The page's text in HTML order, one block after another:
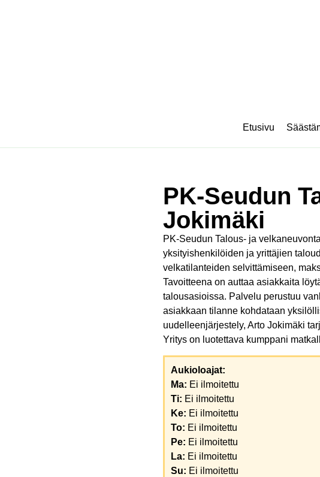
Etusivu
PK-Seudun
Jokimäki
PK-Seudun Talous- ja
yksityishenkilöiden ja yrittäjien
velkatilanteiden selvittämiseen,
Tavoitteena on auttaa asiakkaita
talousasioissa. Palvelu perustuu
asiakkaan tilanne kohdataan
uudelleenjärjestely, Arto Jokimäki
Yritys on luotettava kumppani
Aukioloajat:
Ma: Ei ilmoitettu
Ti: Ei ilmoitettu
Ke: Ei ilmoitettu
To: Ei ilmoitettu
Pe: Ei ilmoitettu
La: Ei ilmoitettu
Su: Ei ilmoitettu